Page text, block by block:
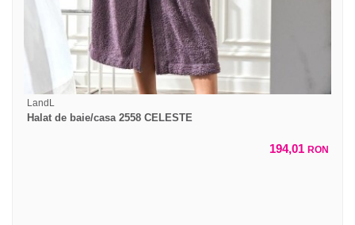
LandL
Halat de baie/casa 2558 CELESTE
194,01 RON